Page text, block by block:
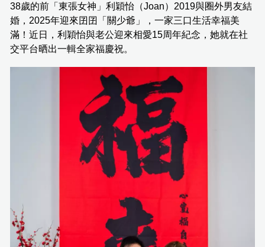
38歲的前「東張女神」利穎怡（Joan）2019與圈外男友結
婚，2025年迎來囝囝「關少爺」，一家三口生活幸福美
滿！近日，利穎怡與老公迎來相愛15周年紀念，她就在社
交平台晒出一輯全家福慶祝。